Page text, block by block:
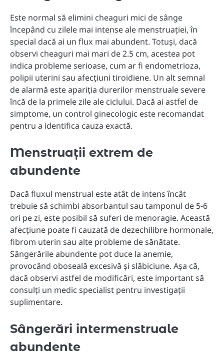
Este normal să elimini cheaguri mici de sânge
începând cu zilele mai intense ale menstruației, în
special dacă ai un flux mai abundent. Totuși, dacă
observi cheaguri mai mari de 2.5 cm, acestea pot
indica probleme serioase, cum ar fi endometrioza,
polipii uterini sau afecțiuni tiroidiene. Un alt semnal
de alarmă este apariția durerilor menstruale severe
încă de la primele zile ale ciclului. Dacă ai astfel de
simptome, un control ginecologic este recomandat
pentru a identifica cauza exactă.
Menstruații extrem de
abundente
Dacă fluxul menstrual este atât de intens încât
trebuie să schimbi absorbantul sau tamponul de 5-6
ori pe zi, este posibil să suferi de menoragie. Această
afecțiune poate fi cauzată de dezechilibre hormonale,
fibrom uterin sau alte probleme de sănătate.
Sângerările abundente pot duce la anemie,
provocând oboseală excesivă și slăbiciune. Așa că,
dacă observi astfel de modificări, este important să
consulți un medic specialist pentru investigații
suplimentare.
Sângerări intermenstruale
abundente